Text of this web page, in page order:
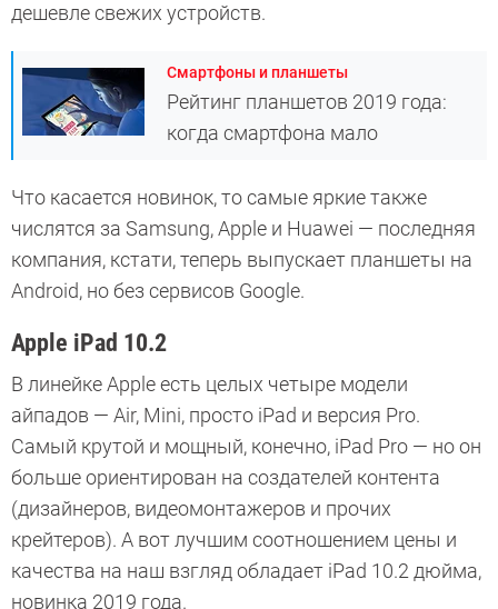
дешевле свежих устройств.
Смартфоны и планшеты
Рейтинг планшетов 2019 года:
когда смартфона мало
Что касается новинок, то самые яркие также
числятся за Samsung, Apple и Huawei — последняя
компания, кстати, теперь выпускает планшеты на
Android, но без сервисов Google.
Apple iPad 10.2
В линейке Apple есть целых четыре модели
айпадов — Air, Mini, просто iPad и версия Pro.
Самый крутой и мощный, конечно, iPad Pro — но он
больше ориентирован на создателей контента
(дизайнеров, видеомонтажеров и прочих
крейтеров). А вот лучшим соотношением цены и
качества на наш взгляд обладает iPad 10.2 дюйма,
новинка 2019 года.